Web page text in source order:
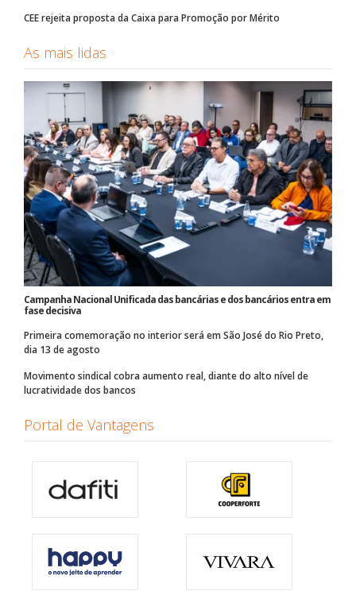
CEE rejeita proposta da Caixa para Promoção por Mérito
As mais lidas
Campanha Nacional Unificada das bancárias e dos bancários entra em
fase decisiva
Primeira comemoração no interior será em São José do Rio Preto,
dia 13 de agosto
Movimento sindical cobra aumento real, diante do alto nível de
lucratividade dos bancos
Portal de Vantagens